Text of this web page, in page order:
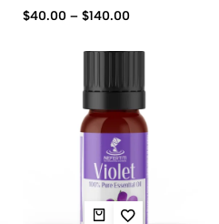
$40.00– $140.00